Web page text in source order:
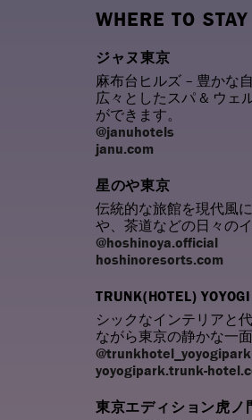
WHERE TO STAY
ジャヌ東京
麻布台ヒルズ – 豊かな
広々としたスパ & ウェ
ができます。
@januhotels
janu.com
星のや東京
伝統的な旅館を現代風
や、茶道などの日々の
@hoshinoya.official
hoshinoresorts.com
TRUNK(HOTEL)
シックなインテリアと
ながら東京の静かな一
@trunkhotel_yoyogipark
yoyogipark.trunk-
東京エディション虎ノ